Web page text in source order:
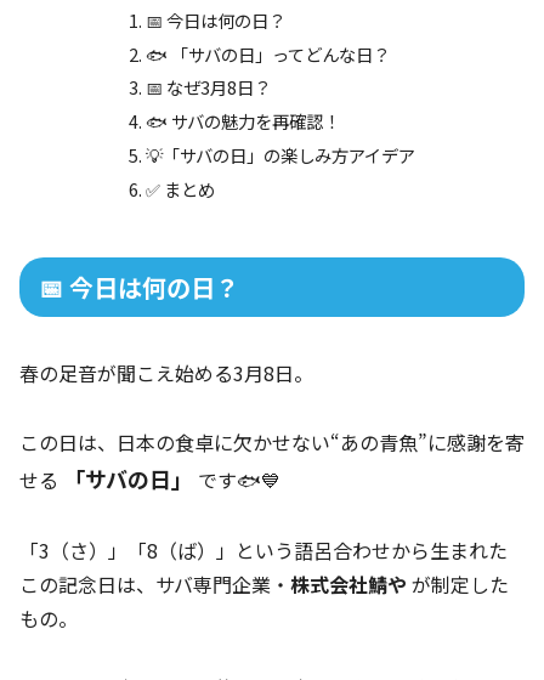
📅 今日は何の日？
🐟 「サバの日」ってどんな日？
📅 なぜ3月8日？
🐟 サバの魅力を再確認！
💡「サバの日」の楽しみ方アイデア
✅ まとめ
📅 今日は何の日？
春の足音が聞こえ始める3月8日。
この日は、日本の食卓に欠かせない“あの青魚”に感謝を寄
せる
「サバの日」 です🐟💙
「3（さ）」「8（ば）」という語呂合わせから生まれた
この記念日は、サバ専門企業・ 株式会社鯖や が制定した
もの。